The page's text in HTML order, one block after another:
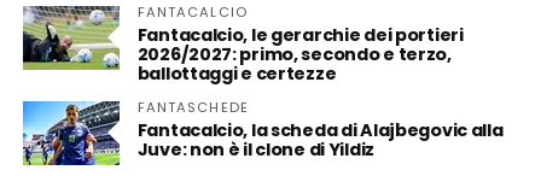
FANTACALCIO
Fantacalcio, le gerarchie dei portieri
2026/2027: primo, secondo e terzo,
ballottaggi e certezze
FANTASCHEDE
Fantacalcio, la scheda di Alajbegovic alla
Juve: non è il clone di Yildiz